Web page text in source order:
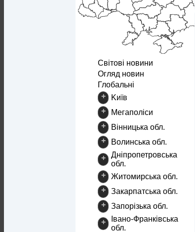
Світові новини
Огляд новин
Глобальні
+
Kиїв
+
Mегаполіси
+
Вінницька обл.
+
Волинська обл.
+
Дніпропетровська
обл.
+
Житомирська обл.
+
Закарпатська обл.
+
Запорізька обл.
+
Івано-Франківська
обл.